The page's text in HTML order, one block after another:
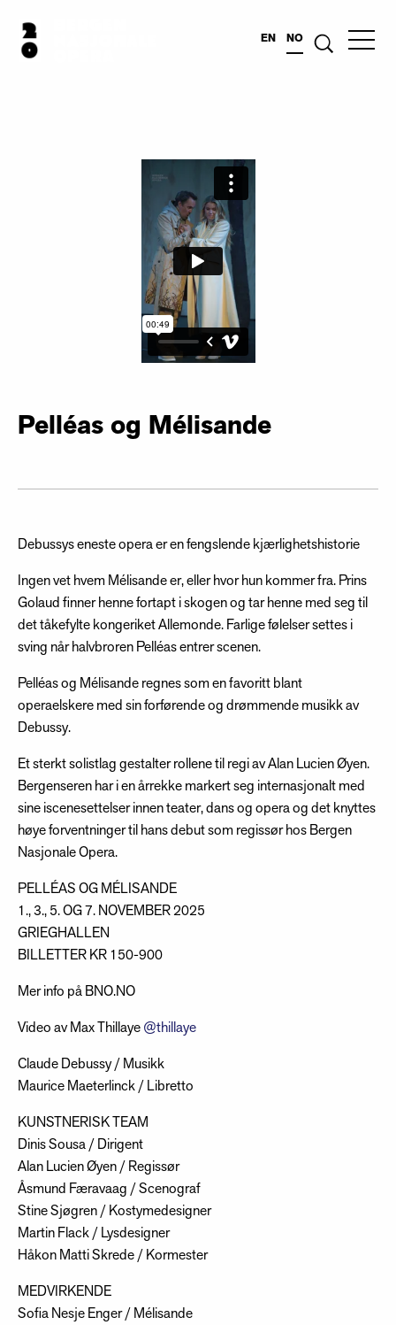
EN NO
Pelléas og Mélisande
Debussys eneste opera er en fengslende kjærlighetshistorie
Ingen vet hvem Mélisande er, eller hvor hun kommer fra. Prins
Golaud finner henne fortapt i skogen og tar henne med seg til
det tåkefylte kongeriket Allemonde. Farlige følelser settes i
sving når halvbroren Pelléas entrer scenen.
Pelléas og Mélisande regnes som en favoritt blant
operaelskere med sin forførende og drømmende musikk av
Debussy.
Et sterkt solistlag gestalter rollene til regi av Alan Lucien Øyen.
Bergenseren har i en årrekke markert seg internasjonalt med
sine iscenesettelser innen teater, dans og opera og det knyttes
høye forventninger til hans debut som regissør hos Bergen
Nasjonale Opera.
PELLÉAS OG MÉLISANDE
1., 3., 5. OG 7. NOVEMBER 2025
GRIEGHALLEN
BILLETTER KR 150-900
Mer info på BNO.NO
Video av Max Thillaye@thillaye
Claude Debussy / Musikk
Maurice Maeterlinck / Libretto
KUNSTNERISK TEAM
Dinis Sousa / Dirigent
Alan Lucien Øyen / Regissør
Åsmund Færavaag / Scenograf
Stine Sjøgren / Kostymedesigner
Martin Flack / Lysdesigner
Håkon Matti Skrede / Kormester
MEDVIRKENDE
Sofia Nesje Enger / Mélisande